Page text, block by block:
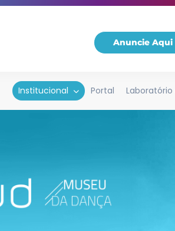
Anuncie Aqui
Institucional Portal